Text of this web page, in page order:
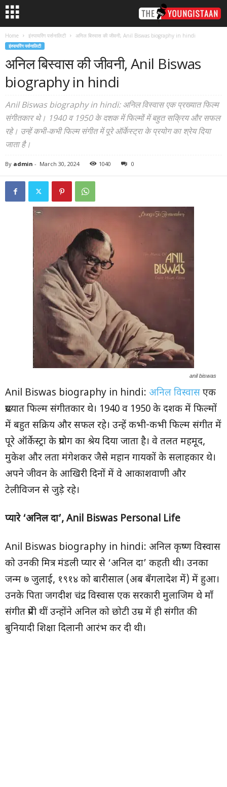
Home इंस्पायरिंग पर्सनालिटी अनिल बिस्वास की जीवनी, Anil Biswas biography in hindi
इंस्पायरिंग पर्सनालिटी
अनिल बिस्वास की जीवनी, Anil Biswas
biography in hindi
Anil Biswas biography in hindi: अनिल विस्वास एक प्रख्यात फिल्म
संगीतकार थे। 1940 व 1950 के दशक में फिल्मों में बहुत सक्रिय और सफल
रहे। उन्हें कभी-कभी फिल्म संगीत में पूरे ऑर्केस्ट्रा के प्रयोग का श्रेय दिया
जाता है।
By admin - March 30, 2024 1040 0
anil biswas
Anil Biswas biography in hindi: अनिल विस्वास एक
प्रख्यात फिल्म संगीतकार थे। 1940 व 1950 के दशक में फिल्मों
में बहुत सक्रिय और सफल रहे। उन्हें कभी-कभी फिल्म संगीत में
पूरे ऑर्केस्ट्रा के प्रयोग का श्रेय दिया जाता है। वे तलत महमूद,
मुकेश और लता मंगेशकर जैसे महान गायकों के सलाहकार थे।
अपने जीवन के आखिरी दिनों में वे आकाशवाणी और
टेलीविजन से जुड़े रहे।
प्यारे ‘अनिल दा’, Anil Biswas Personal Life
Anil Biswas biography in hindi: अनिल कृष्ण विस्वास
को उनकी मित्र मंडली प्यार से ‘अनिल दा’ कहती थी। उनका
जन्म ७ जुलाई, १९१४ को बारीसाल (अब बँगलादेश में) में हुआ।
उनके पिता जगदीश चंद्र विस्वास एक सरकारी मुलाजिम थे माँ
संगीत प्रेमी थीं उन्होंने अनिल को छोटी उम्र में ही संगीत की
बुनियादी शिक्षा दिलानी आरंभ कर दी थी।